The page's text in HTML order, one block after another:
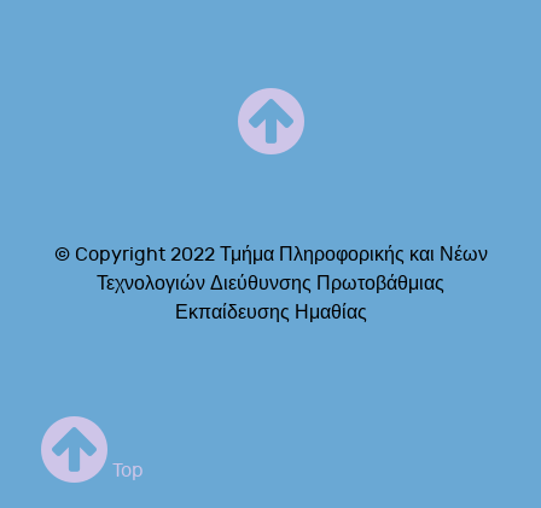
© Copyright 2022 Τμήμα Πληροφορικής και Νέων
Τεχνολογιών Διεύθυνσης Πρωτοβάθμιας
Εκπαίδευσης Ημαθίας
Top